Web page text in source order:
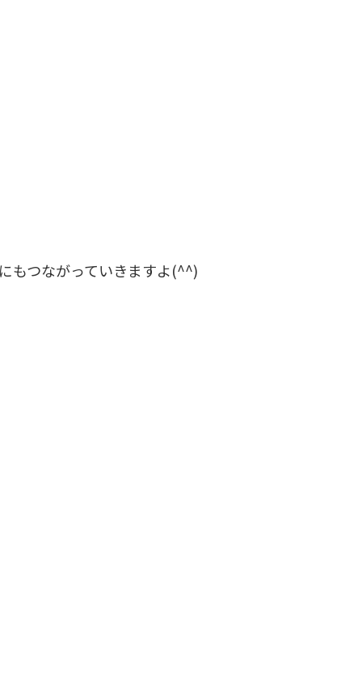
もつながっていきますよ(^^)